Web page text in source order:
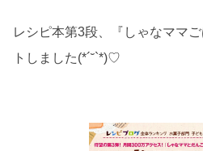
レシピ本第3段、『しゃなママ
トしました(*´˘`*)♡